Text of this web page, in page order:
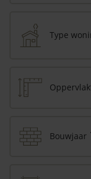
Type
Bouwjaar